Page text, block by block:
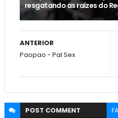
resgatando as raízes do
ANTERIOR
Paopao - Pal Sex
POST COMMENT